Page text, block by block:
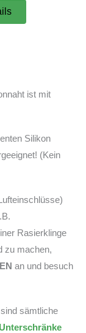
ist mit
Silikon
(Kein
Rasierklinge
zu machen,
an und besuch
sämtliche
Unterschränke